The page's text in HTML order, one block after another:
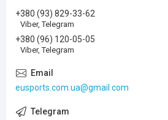
+380 (93) 829-33-62
Viber, Telegram
+380 (96) 120-05-05
Viber, Telegram
eusports.com.ua@gmail.com